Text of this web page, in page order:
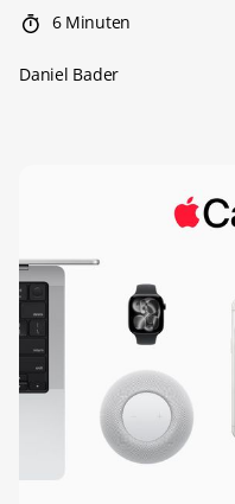
6 Minuten
Daniel Bader